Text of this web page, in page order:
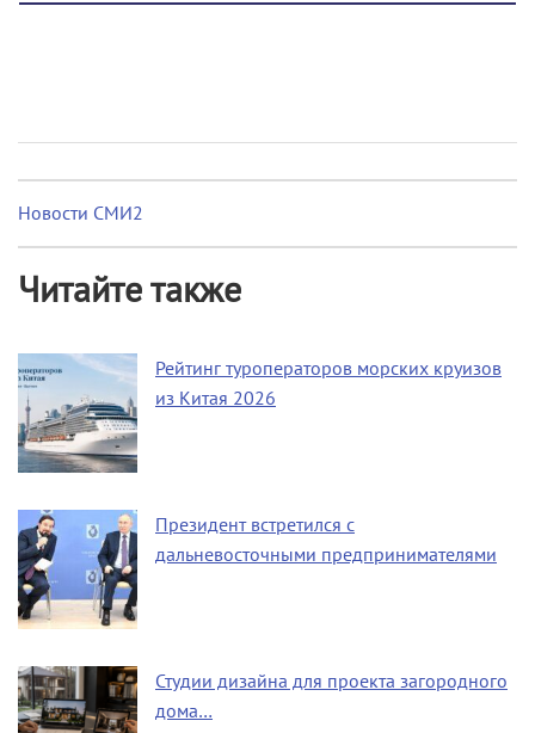
Новости СМИ2
Читайте также
Рейтинг туроператоров морских круизов
из Китая 2026
Президент встретился с
дальневосточными предпринимателями
Студии дизайна для проекта загородного
дома…